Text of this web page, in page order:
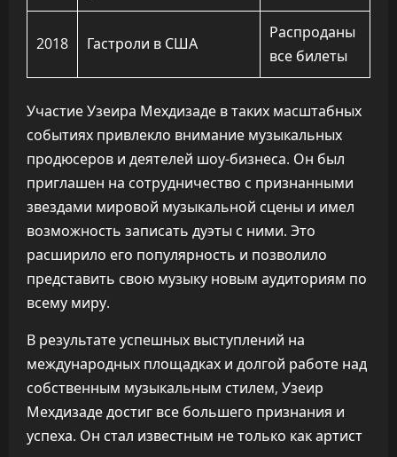
2018 Гастроли в США
Распроданы
все билеты
Участие Узеира Мехдизаде в таких масштабных
событиях привлекло внимание музыкальных
продюсеров и деятелей шоу-бизнеса. Он был
приглашен на сотрудничество с признанными
звездами мировой музыкальной сцены и имел
возможность записать дуэты с ними. Это
расширило его популярность и позволило
представить свою музыку новым аудиториям по
всему миру.
В результате успешных выступлений на
международных площадках и долгой работе над
собственным музыкальным стилем, Узеир
Мехдизаде достиг все большего признания и
успеха. Он стал известным не только как артист